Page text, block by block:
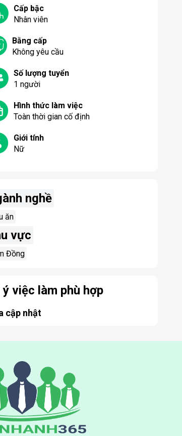
Cấp bậc
Nhân viên
Bằng cấp
Không yêu cầu
Số lượng tuyển
1 người
Hình thức làm việc
Toàn thời gian cố định
Giới tính
Nữ
nghề
ăn
vực
Đồng
ý việc làm phù hợp
cập nhật